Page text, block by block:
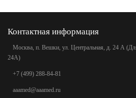
Контактная информация
Москва, п. Вешки, ул. Центральная, д. 24 А
24А)
+7 (499) 288-84-81
aaamed@aaamed.ru